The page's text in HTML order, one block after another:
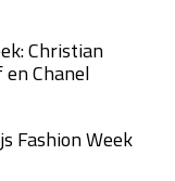
Christian
Chanel
Fashion Week